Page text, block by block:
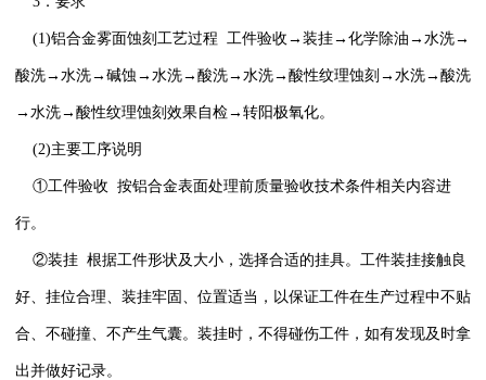
(1)铝合金雾面蚀刻工艺过程 工件验收→装挂→化学除油→水洗→
酸洗→水洗→碱蚀→水洗→酸洗→水洗→酸性纹理蚀刻→水洗→酸洗
→水洗→酸性纹理蚀刻效果自检→转阳极氧化。
(2)主要工序说明
①工件验收 按铝合金表面处理前质量验收技术条件相关内容进
行。
②装挂 根据工件形状及大小，选择合适的挂具。工件装挂接触良
好、挂位合理、装挂牢固、位置适当，以保证工件在生产过程中不贴
合、不碰撞、不产生气囊。装挂时，不得碰伤工件，如有发现及时拿
出并做好记录。